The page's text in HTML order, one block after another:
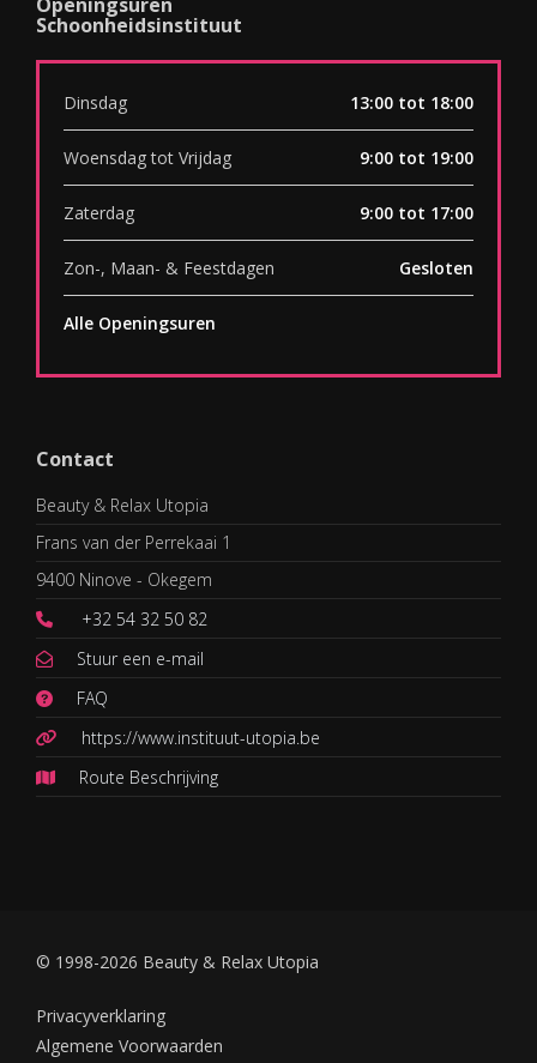
Schoonheidsinstituut
Dinsdag 13:00 tot 18:00
Woensdag tot Vrijdag 9:00 tot 19:00
Zaterdag 9:00 tot 17:00
Zon-, Maan- & Feestdagen Gesloten
Alle Openingsuren
Contact
Beauty & Relax Utopia
Frans van der Perrekaai 1
9400 Ninove - Okegem
+32 54 32 50 82
Stuur een e-mail
FAQ
https://www.instituut-utopia.be
Route Beschrijving
© 1998-2026 Beauty & Relax Utopia
Privacyverklaring
Algemene Voorwaarden